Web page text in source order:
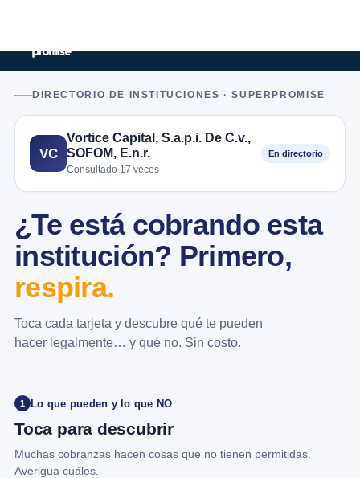
DIRECTORIO DE INSTITUCIONES · SUPERPROMISE
VC
Vortice Capital, S.a.p.i. De C.v.,
SOFOM, E.n.r.
Consultado 17 veces
En directorio
¿Te está cobrando esta
institución? Primero,
respira.
Toca cada tarjeta y descubre qué te pueden
hacer legalmente… y qué no. Sin costo.
1 Lo que pueden y lo que NO
Toca para descubrir
Muchas cobranzas hacen cosas que no tienen permitidas.
Averigua cuáles.